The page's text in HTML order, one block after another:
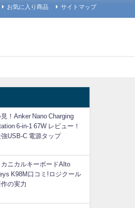
お気に入り商品 サイトマップ
見！Anker Nano Charging
6-in-1 67W レビュー！
USB-C 電源タップ
カニカルキーボードAlto
K98M口コミ!ロジクール
作の実力